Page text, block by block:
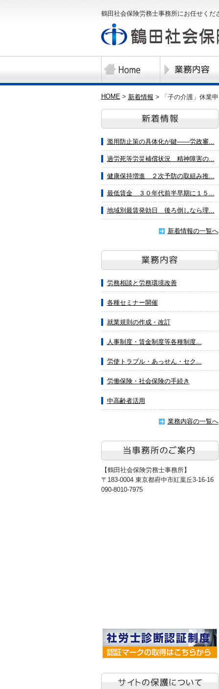
鶴田社会保険労務士事務所にお任せくだ
HOME> 新着情報 > 「子の介護」休業
濫用防止策の具体化が鍵――労政審...
過労死等労災補償状況 精神障害の...
健康保持増進 ２次予防の取組み推...
最低賃金 ３０年代前半早期に１５...
地域別最賃発効日 後ろ倒しなら理...
新着情報の一覧へ
労務相談と労務環境改善
各種セミナー開催
就業規則の作成・改訂
人事制度・賃金制度等各種制度...
労使トラブル・あっせん・セク...
労働保険・社会保険の手続き
中高齢者活用
業務内容の一覧へ
【鶴田社会保険労務士事務所】
〒183-0004 東京都府中市紅葉丘3-16-16
090-8010-7975